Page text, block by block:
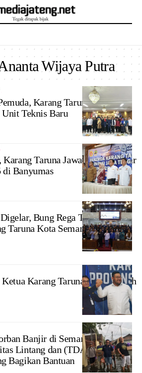
Wijaya Putra
Karang Taruna Jawa
Teknis Baru
Taruna Jawa Tengah Gelar
di Banyumas
Bung Rega Terpilih
Taruna Kota Semarang Periode
Karang Taruna Jawa Tengah
Banjir di Semarang, Karang
Lintang dan (TDA) Tangan Di
Bagikan Bantuan